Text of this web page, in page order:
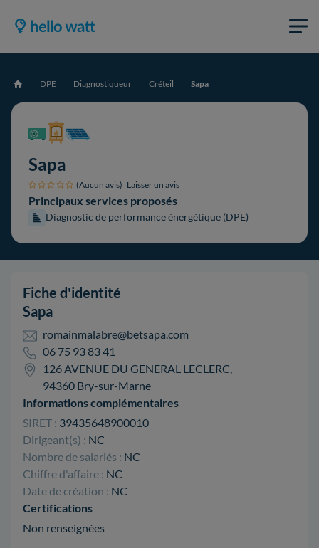
Accueil DPE Diagnostiqueur Créteil Sapa
Sapa
(Aucun avis) Laisser un avis
Principaux services proposés
Diagnostic de performance énergétique (DPE)
Fiche d'identité
Sapa
romainmalabre@betsapa.com
06 75 93 83 41
126 AVENUE DU GENERAL LECLERC,
94360 Bry-sur-Marne
Informations complémentaires
SIRET : 39435648900010
Dirigeant(s) : NC
Nombre de salariés : NC
Chiffre d'affaire : NC
Date de création : NC
Certifications
Non renseignées